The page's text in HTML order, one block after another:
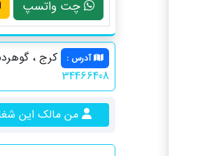
چت واتسپ
آدرس :
کرج ،
34466408
من مالک این